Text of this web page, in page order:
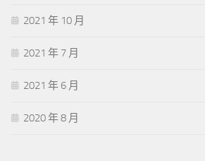
2021 年 10 月
2021 年 7 月
2021 年 6 月
2020 年 8 月